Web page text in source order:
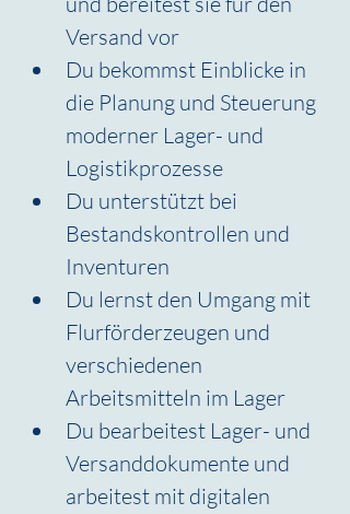
Versand vor
Du bekommst Einblicke in
die Planung und Steuerung
moderner Lager- und
Logistikprozesse
Du unterstützt bei
Bestandskontrollen und
Inventuren
Du lernst den Umgang mit
Flurförderzeugen und
verschiedenen
Arbeitsmitteln im Lager
Du bearbeitest Lager- und
Versanddokumente und
arbeitest mit digitalen